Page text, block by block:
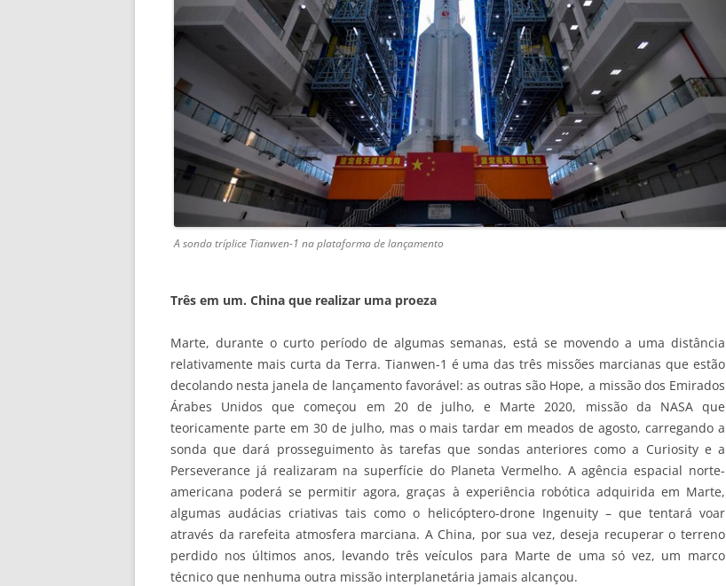
A sonda tríplice Tianwen-1 na plataforma de lançamento
Três em um. China que realizar uma proeza
Marte, durante o curto período de algumas semanas, está se movendo a uma distância
relativamente mais curta da Terra. Tianwen-1 é uma das três missões marcianas que estão
decolando nesta janela de lançamento favorável: as outras são Hope, a missão dos Emirados
Árabes Unidos que começou em 20 de julho, e Marte 2020, missão da NASA que
teoricamente parte em 30 de julho, mas o mais tardar em meados de agosto, carregando a
sonda que dará prosseguimento às tarefas que sondas anteriores como a Curiosity e a
Perseverance já realizaram na superfície do Planeta Vermelho. A agência espacial norte-
americana poderá se permitir agora, graças à experiência robótica adquirida em Marte,
algumas audácias criativas tais como o helicóptero-drone Ingenuity – que tentará voar
através da rarefeita atmosfera marciana. A China, por sua vez, deseja recuperar o terreno
perdido nos últimos anos, levando três veículos para Marte de uma só vez, um marco
técnico que nenhuma outra missão interplanetária jamais alcançou.